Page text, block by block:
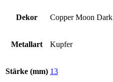
Dekor Copper Moon Dark
Metallart Kupfer
Stärke (mm) 13